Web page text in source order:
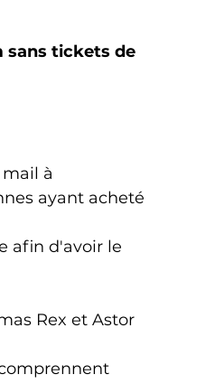
sans tickets de
à
ayant acheté
afin d'avoir le
Rex et Astor